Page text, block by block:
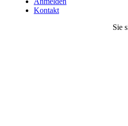
Kontakt
Sie